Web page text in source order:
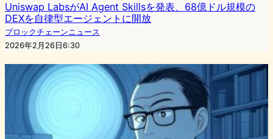
Uniswap LabsがAI Agent Skillsを発表、68億ドル規模の
DEXを自律型エージェントに開放
ブロックチェーンニュース
2026年2月26日6:30